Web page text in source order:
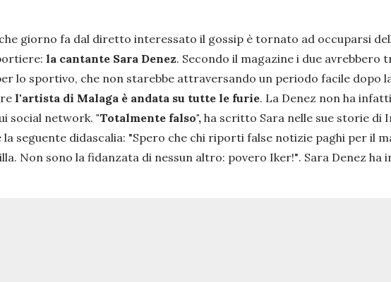
giorno fa dal diretto interessato il gossip è tornato ad occuparsi
la cantante Sara Denez. Secondo il magazine i due avrebbero
lo sportivo, che non starebbe attraversando un periodo facile dopo
l'artista di Malaga è andata su tutte le furie. La Denez non ha
social network. "Totalmente falso", ha scritto Sara nelle sue storie di
la seguente didascalia: "Spero che chi riporti false notizie paghi per il
Non sono la fidanzata di nessun altro: povero Iker!". Sara Denez ha